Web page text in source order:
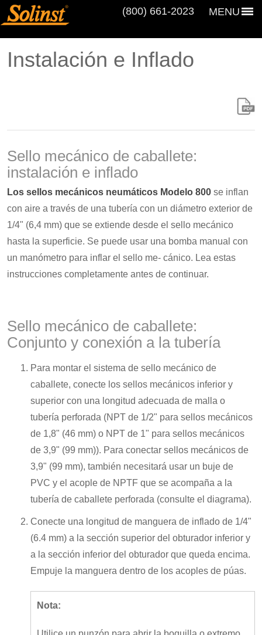
MENU
(800) 661‑2023
Instalación e Inflado
Sello mecánico de caballete:
instalación e inflado
Los sellos mecánicos neumáticos Modelo 800 se inflan
con aire a través de una tubería con un diámetro exterior de
1/4" (6,4 mm) que se extiende desde el sello mecánico
hasta la superficie. Se puede usar una bomba manual con
un manómetro para inflar el sello me- cánico. Lea estas
instrucciones completamente antes de continuar.
Sello mecánico de caballete:
Conjunto y conexión a la tubería
Para montar el sistema de sello mecánico de
caballete, conecte los sellos mecánicos inferior y
superior con una longitud adecuada de malla o
tubería perforada (NPT de 1/2" para sellos mecánicos
de 1,8" (46 mm) o NPT de 1" para sellos mecánicos
de 3,9" (99 mm)). Para conectar sellos mecánicos de
3,9" (99 mm), también necesitará usar un buje de
PVC y el acople de NPTF que se acompaña a la
tubería de caballete perforada (consulte el diagrama).
Conecte una longitud de manguera de inflado de 1/4"
(6.4 mm) a la sección superior del obturador inferior y
a la sección inferior del obturador que queda encima.
Empuje la manguera dentro de los acoples de púas.
Nota: